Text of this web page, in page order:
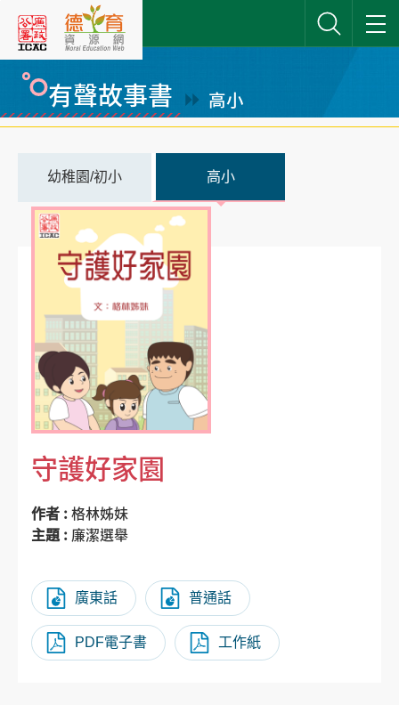
容
網站搜尋
有聲故事書 高小
幼稚園/初小 高小
守護好家園
作者 :格林姊妹
主題 : 廉潔選舉
廣東話 普通話
PDF電子書 工作紙